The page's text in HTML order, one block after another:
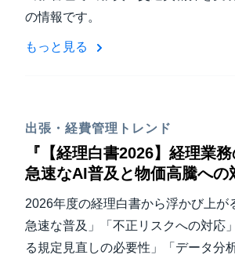
の情報です。
もっと見る
出張・経費管理トレンド
『【経理白書2026】経理業
急速なAI普及と物価高騰への
2026年度の経理白書から浮かび上が
急速な普及」「不正リスクへの対応
る規定見直しの必要性」「データ分